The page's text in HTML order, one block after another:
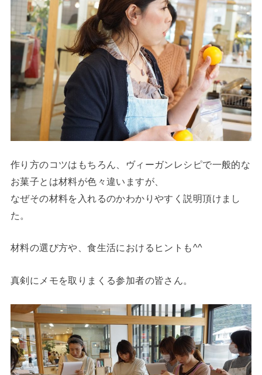
作り方のコツはもちろん、ヴィーガンレシピで一般的な
お菓子とは材料が色々違いますが、
なぜその材料を入れるのかわかりやすく説明頂けまし
た。
材料の選び方や、食生活におけるヒントも^^
真剣にメモを取りまくる参加者の皆さん。